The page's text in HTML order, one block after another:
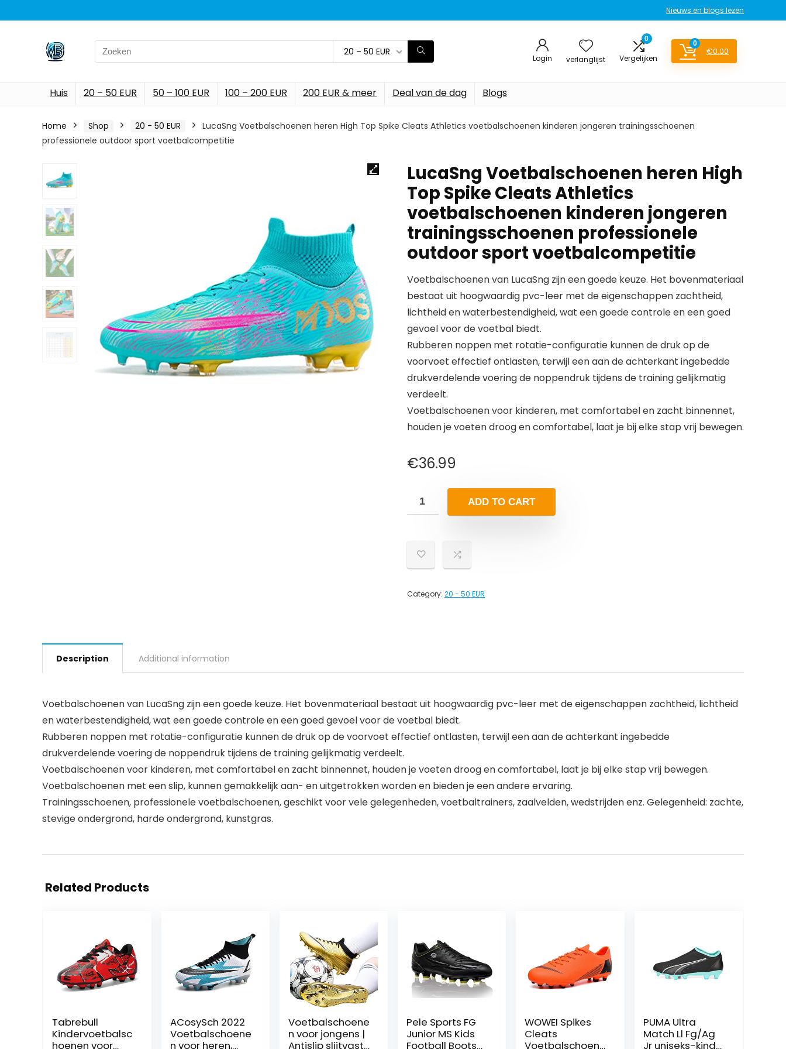
Nieuws en blogs lezen
Search
for:
20 – 50 EUR
Login verlanglijst
0
Vergelijken
0
€0.00
Huis 20 – 50 EUR 50 – 100 EUR 100 – 200 EUR 200 EUR & meer Deal van de dag Blogs
Home Shop 20 - 50 EUR
LucaSng Voetbalschoenen heren High Top Spike Cleats Athletics voetbalschoenen kinderen jongeren trainingsschoenen
professionele outdoor sport voetbalcompetitie
LucaSng Voetbalschoenen heren High
Top Spike Cleats Athletics
voetbalschoenen kinderen jongeren
trainingsschoenen professionele
outdoor sport voetbalcompetitie
Voetbalschoenen van LucaSng zijn een goede keuze. Het bovenmateriaal
bestaat uit hoogwaardig pvc-leer met de eigenschappen zachtheid,
lichtheid en waterbestendigheid, wat een goede controle en een goed
gevoel voor de voetbal biedt.
Rubberen noppen met rotatie-configuratie kunnen de druk op de
voorvoet effectief ontlasten, terwijl een aan de achterkant ingebedde
drukverdelende voering de noppendruk tijdens de training gelijkmatig
verdeelt.
Voetbalschoenen voor kinderen, met comfortabel en zacht binnennet,
houden je voeten droog en comfortabel, laat je bij elke stap vrij bewegen.
€36.99
ADD TO CART
Category: 20 - 50 EUR
Description Additional information
Voetbalschoenen van LucaSng zijn een goede keuze. Het bovenmateriaal bestaat uit hoogwaardig pvc-leer met de eigenschappen zachtheid, lichtheid
en waterbestendigheid, wat een goede controle en een goed gevoel voor de voetbal biedt.
Rubberen noppen met rotatie-configuratie kunnen de druk op de voorvoet effectief ontlasten, terwijl een aan de achterkant ingebedde
drukverdelende voering de noppendruk tijdens de training gelijkmatig verdeelt.
Voetbalschoenen voor kinderen, met comfortabel en zacht binnennet, houden je voeten droog en comfortabel, laat je bij elke stap vrij bewegen.
Voetbalschoenen met een slip, kunnen gemakkelijk aan- en uitgetrokken worden en bieden je een andere ervaring.
Trainingsschoenen, professionele voetbalschoenen, geschikt voor ​vele gelegenheden, voetbaltrainers, zaalvelden, wedstrijden enz. Gelegenheid: zachte,
stevige ondergrond, harde ondergrond, kunstgras.
Related Products
Tabrebull
Kindervoetbalsc
hoenen voor
ACosySch 2022
Voetbalschoene
n voor heren,
Voetbalschoene
n voor jongens |
Antislip slijtvaste
Pele Sports FG
Junior MS Kids
Football Boots
WOWEI Spikes
Cleats
Voetbalschoene
PUMA Ultra
Match Ll Fg/Ag
Jr uniseks-kind